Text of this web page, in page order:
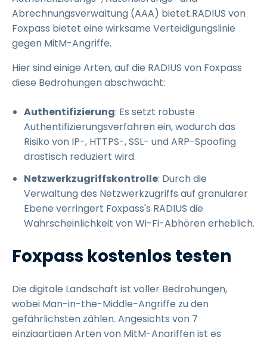
Abrechnungsverwaltung (AAA) bietet.RADIUS von
Foxpass bietet eine wirksame Verteidigungslinie
gegen MitM-Angriffe.
Hier sind einige Arten, auf die RADIUS von Foxpass
diese Bedrohungen abschwächt:
Authentifizierung: Es setzt robuste
Authentifizierungsverfahren ein, wodurch das
Risiko von IP-, HTTPS-, SSL- und ARP-Spoofing
drastisch reduziert wird.
Netzwerkzugriffskontrolle: Durch die
Verwaltung des Netzwerkzugriffs auf granularer
Ebene verringert Foxpass's RADIUS die
Wahrscheinlichkeit von Wi-Fi-Abhören erheblich.
Foxpass kostenlos testen
Die digitale Landschaft ist voller Bedrohungen,
wobei Man-in-the-Middle-Angriffe zu den
gefährlichsten zählen. Angesichts von 7
einzigartigen Arten von MitM-Angriffen ist es